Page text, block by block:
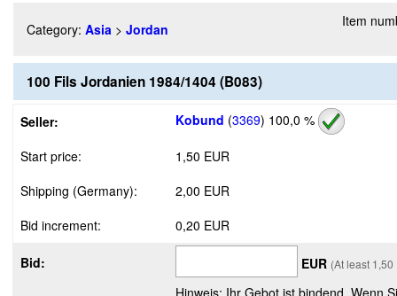
Category: Asia > Jordan Item
100 Fils Jordanien 1984/1404 (B083)
Seller: Kobund (3369) 100,0 %
Start price:
1,50 EUR
Shipping (Germany):
2,00 EUR
Bid increment:
0,20 EUR
Bid: EUR (At least 1,50
Hinweis: Ihr Gebot ist bindend. Wenn